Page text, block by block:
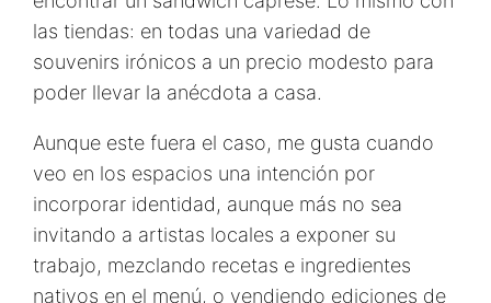
las tiendas: en todas una variedad de
souvenirs irónicos a un precio modesto para
poder llevar la anécdota a casa.
Aunque este fuera el caso, me gusta cuando
veo en los espacios una intención por
incorporar identidad, aunque más no sea
invitando a artistas locales a exponer su
trabajo, mezclando recetas e ingredientes
nativos en el menú, o vendiendo ediciones de